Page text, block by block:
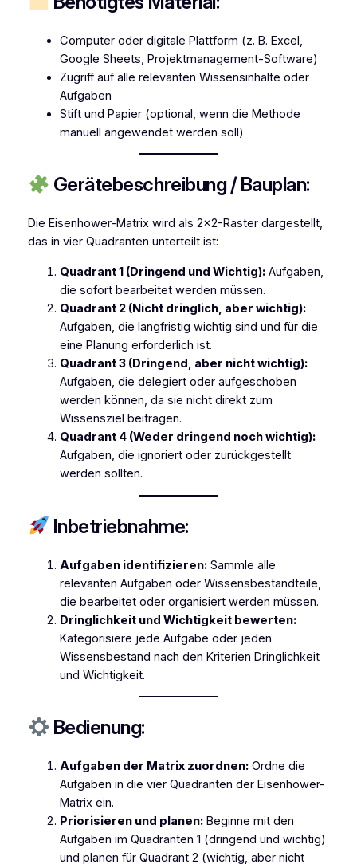
Computer oder digitale Plattform (z. B. Excel,
Google Sheets, Projektmanagement-Software)
Zugriff auf alle relevanten Wissensinhalte oder
Aufgaben
Stift und Papier (optional, wenn die Methode
manuell angewendet werden soll)
Gerätebeschreibung / Bauplan:
Die Eisenhower-Matrix wird als 2×2-Raster dargestellt,
das in vier Quadranten unterteilt ist:
Quadrant 1 (Dringend und Wichtig):Aufgaben,
die sofort bearbeitet werden müssen.
Quadrant 2 (Nicht dringlich, aber wichtig):
Aufgaben, die langfristig wichtig sind und für die
eine Planung erforderlich ist.
Quadrant 3 (Dringend, aber nicht wichtig):
Aufgaben, die delegiert oder aufgeschoben
werden können, da sie nicht direkt zum
Wissensziel beitragen.
Quadrant 4 (Weder dringend noch wichtig):
Aufgaben, die ignoriert oder zurückgestellt
werden sollten.
Inbetriebnahme:
Aufgaben identifizieren:Sammle alle
relevanten Aufgaben oder Wissensbestandteile,
die bearbeitet oder organisiert werden müssen.
Dringlichkeit und Wichtigkeit bewerten:
Kategorisiere jede Aufgabe oder jeden
Wissensbestand nach den Kriterien Dringlichkeit
und Wichtigkeit.
Bedienung:
Aufgaben der Matrix zuordnen:Ordne die
Aufgaben in die vier Quadranten der Eisenhower-
Matrix ein.
Priorisieren und planen:Beginne mit den
Aufgaben im Quadranten 1 (dringend und wichtig)
und planen für Quadrant 2 (wichtig, aber nicht